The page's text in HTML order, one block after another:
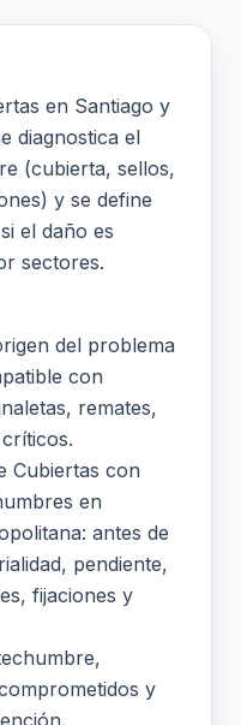
en Santiago y
diagnostica el
(cubierta, sellos,
y se define
el daño es
sectores.
del problema
con
remates,
Cubiertas con
en
antes de
pendiente,
fijaciones y
y